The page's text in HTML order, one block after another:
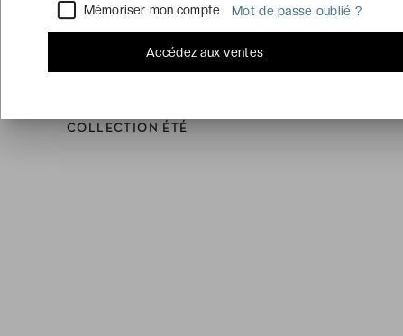
COLLECTION ÉTÉ
Mémoriser mon compte Mot de passe oublié ?
Accédez aux ventes